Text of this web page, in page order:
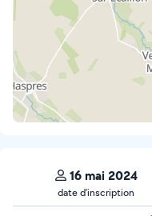
16 mai 2024
date d’inscription